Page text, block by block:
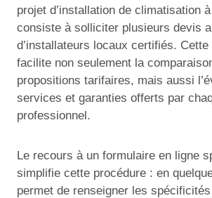
projet d’installation de climatisation
consiste à solliciter plusieurs devis
d’installateurs locaux certifiés. Cette
facilite non seulement la
propositions tarifaires, mais aussi
services et garanties offerts par
professionnel.
Le recours à un formulaire en ligne
simplifie cette procédure : en
permet de renseigner les